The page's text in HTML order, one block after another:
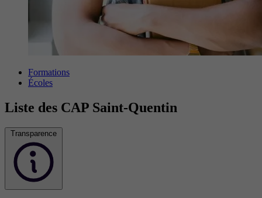
Formations
Écoles
Liste des CAP Saint-Quentin
Transparence